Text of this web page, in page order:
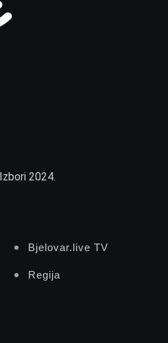
Izbori 2024.
Bjelovar.live TV
Regija